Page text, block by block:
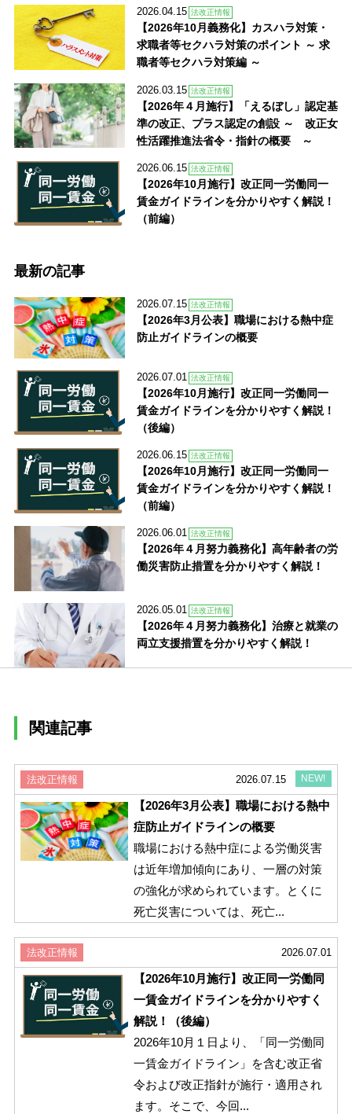
2026.04.15 法改正情報
【2026年10月義務化】カスハラ対策・
求職者等セクハラ対策のポイント ～ 求
職者等セクハラ対策編 ～
2026.03.15 法改正情報
【2026年４月施行】「えるぼし」認定基
準の改正、プラス認定の創設 ～ 改正女
性活躍推進法省令・指針の概要 ～
2026.06.15 法改正情報
【2026年10月施行】改正同一労働同一
賃金ガイドラインを分かりやすく解説！
（前編）
最新の記事
2026.07.15 法改正情報
【2026年3月公表】職場における熱中症
防止ガイドラインの概要
2026.07.01 法改正情報
【2026年10月施行】改正同一労働同一
賃金ガイドラインを分かりやすく解説！
（後編）
2026.06.15 法改正情報
【2026年10月施行】改正同一労働同一
賃金ガイドラインを分かりやすく解説！
（前編）
2026.06.01 法改正情報
【2026年４月努力義務化】高年齢者の労
働災害防止措置を分かりやすく解説！
2026.05.01 法改正情報
【2026年４月努力義務化】治療と就業の
両立支援措置を分かりやすく解説！
関連記事
法改正情報 NEW!
2026.07.15
【2026年3月公表】職場における熱中
症防止ガイドラインの概要
職場における熱中症による労働災害
は近年増加傾向にあり、一層の対策
の強化が求められています。とくに
死亡災害については、死亡...
法改正情報 2026.07.01
【2026年10月施行】改正同一労働同
一賃金ガイドラインを分かりやすく
解説！（後編）
2026年10月１日より、「同一労働同
一賃金ガイドライン」を含む改正省
令および改正指針が施行・適用され
ます。そこで、今回...